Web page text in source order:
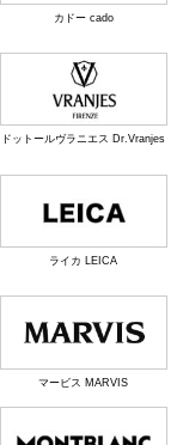
カドー cado
ドットールヴラニエス Dr.Vranjes
ライカ LEICA
マービス MARVIS